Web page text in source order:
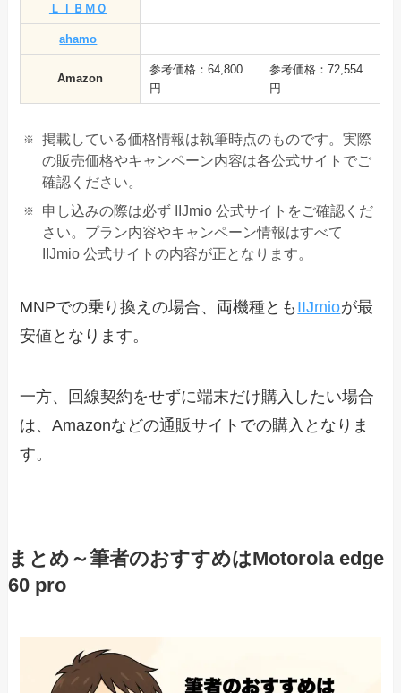
ＬＩＢＭＯ
ahamo
Amazon
参考価格：64,800
円
参考価格：72,554
円
掲載している価格情報は執筆時点のものです。実際
の販売価格やキャンペーン内容は各公式サイトでご
確認ください。
申し込みの際は必ず IIJmio 公式サイトをご確認くだ
さい。プラン内容やキャンペーン情報はすべて
IIJmio 公式サイトの内容が正となります。
MNPでの乗り換えの場合、両機種とも IIJmioが最
安値となります。
一方、回線契約をせずに端末だけ購入したい場合
は、Amazonなどの通販サイトでの購入となりま
す。
まとめ～筆者のおすすめはMotorola edge
60 pro